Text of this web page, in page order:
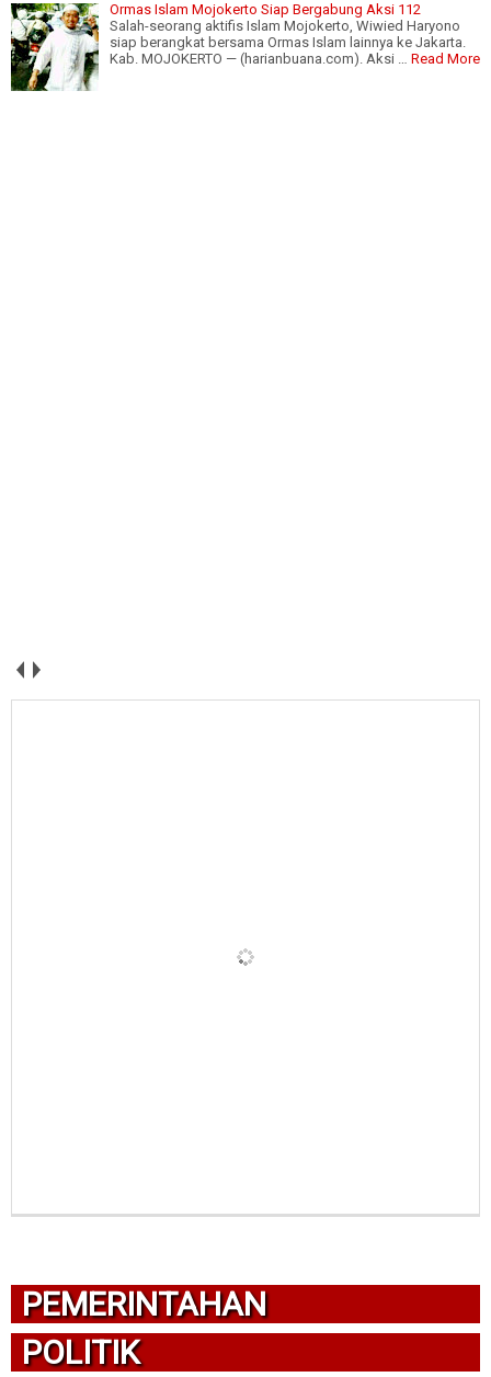
Ormas Islam Mojokerto Siap Bergabung Aksi 112
Salah-seorang aktifis Islam Mojokerto, Wiwied Haryono
siap berangkat bersama Ormas Islam lainnya ke Jakarta.
Kab. MOJOKERTO — (harianbuana.com). Aksi … Read More
PEMERINTAHAN
POLITIK